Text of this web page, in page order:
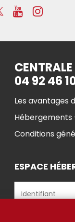
04 92 46
Les avantages
Hébergements
Conditions
ESPACE